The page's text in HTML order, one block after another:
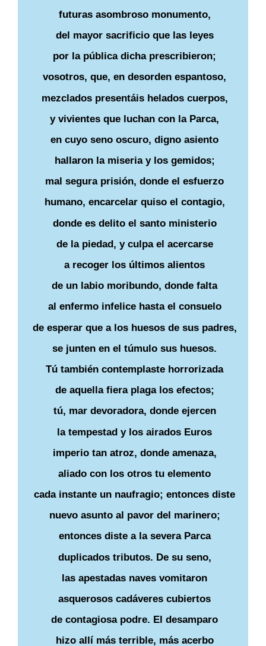
futuras asombroso monumento,
del mayor sacrificio que las leyes
por la pública dicha prescribieron;
vosotros, que, en desorden espantoso,
mezclados presentáis helados cuerpos,
y vivientes que luchan con la Parca,
en cuyo seno oscuro, digno asiento
hallaron la miseria y los gemidos;
mal segura prisión, donde el esfuerzo
humano, encarcelar quiso el contagio,
donde es delito el santo ministerio
de la piedad, y culpa el acercarse
a recoger los últimos alientos
de un labio moribundo, donde falta
al enfermo infelice hasta el consuelo
de esperar que a los huesos de sus padres,
se junten en el túmulo sus huesos.
Tú también contemplaste horrorizada
de aquella fiera plaga los efectos;
tú, mar devoradora, donde ejercen
la tempestad y los airados Euros
imperio tan atroz, donde amenaza,
aliado con los otros tu elemento
cada instante un naufragio; entonces diste
nuevo asunto al pavor del marinero;
entonces diste a la severa Parca
duplicados tributos. De su seno,
las apestadas naves vomitaron
asquerosos cadáveres cubiertos
de contagiosa podre. El desamparo
hizo allí más terrible, más acerbo